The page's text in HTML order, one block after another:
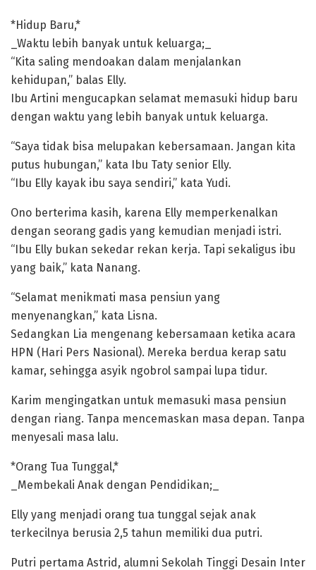
*Hidup Baru,*
_Waktu lebih banyak untuk keluarga;_
“Kita saling mendoakan dalam menjalankan
kehidupan,” balas Elly.
Ibu Artini mengucapkan selamat memasuki hidup baru
dengan waktu yang lebih banyak untuk keluarga.
“Saya tidak bisa melupakan kebersamaan. Jangan kita
putus hubungan,” kata Ibu Taty senior Elly.
“Ibu Elly kayak ibu saya sendiri,” kata Yudi.
Ono berterima kasih, karena Elly memperkenalkan
dengan seorang gadis yang kemudian menjadi istri.
“Ibu Elly bukan sekedar rekan kerja. Tapi sekaligus ibu
yang baik,” kata Nanang.
“Selamat menikmati masa pensiun yang
menyenangkan,” kata Lisna.
Sedangkan Lia mengenang kebersamaan ketika acara
HPN (Hari Pers Nasional). Mereka berdua kerap satu
kamar, sehingga asyik ngobrol sampai lupa tidur.
Karim mengingatkan untuk memasuki masa pensiun
dengan riang. Tanpa mencemaskan masa depan. Tanpa
menyesali masa lalu.
*Orang Tua Tunggal,*
_Membekali Anak dengan Pendidikan;_
Elly yang menjadi orang tua tunggal sejak anak
terkecilnya berusia 2,5 tahun memiliki dua putri.
Putri pertama Astrid, alumni Sekolah Tinggi Desain Inter